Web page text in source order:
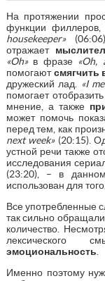
На протяжении
функции
housekeeper»
отражает
«Oh»в фразе «Oh,
помогаютсмягчить
дружеский лад.
«I
помогает
мнение, а также
может помочь
перед тем, как
next week»(20:15).
устной речи также
исследования
(23:20), – в
использован для
Все употребленные
так сильно
количество.
лексического
эмоциональность
Именно поэтому